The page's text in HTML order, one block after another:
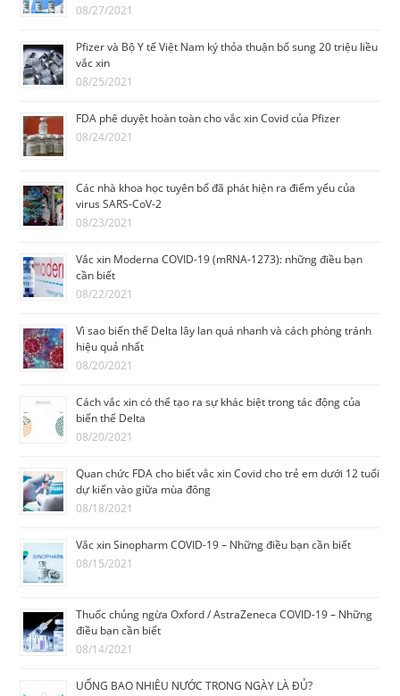
08/27/2021
Pfizer và Bộ Y tế Việt Nam ký thỏa thuận bổ sung 20 triệu liều
vắc xin
08/25/2021
FDA phê duyệt hoàn toàn cho vắc xin Covid của Pfizer
08/24/2021
Các nhà khoa học tuyêп bố đã phát hiện ra điểm yếu của
virus SARS-CoV-2
08/23/2021
Vắc xin Moderna COVID-19 (mRNA-1273): những điều bạn
cần biết
08/22/2021
Vì sao biến thể Delta lây lan quá nhanh và cách phòng tránh
hiệu quả nhất
08/20/2021
Cách vắc xin có thể tạo ra sự khác biệt trong tác động của
biến thể Delta
08/20/2021
Quan chức FDA cho biết vắc xin Covid cho trẻ em dưới 12 tuổi
dự kiến vào giữa mùa đông
08/18/2021
Vắc xin Sinopharm COVID-19 – Những điều bạn cần biết
08/15/2021
Thuốc chủng ngừa Oxford / AstraZeneca COVID-19 – Những
điều bạn cần biết
08/14/2021
UỐNG BAO NHIÊU NƯỚC TRONG NGÀY LÀ ĐỦ?